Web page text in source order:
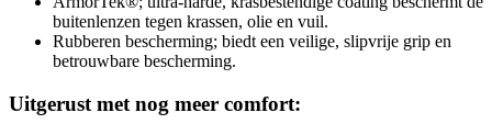
buitenlenzen tegen krassen, olie en vuil.
Rubberen bescherming; biedt een veilige, slipvrije grip en
betrouwbare bescherming.
Uitgerust met nog meer comfort: